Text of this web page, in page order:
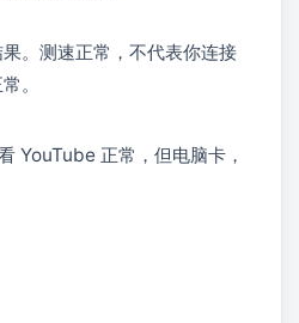
。测速正常，不代表你连接
。
YouTube 正常，但电脑卡，